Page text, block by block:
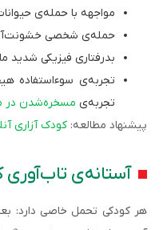
مواجهه با حمله‌ی
حمله‌ی شخصی
بدرفتاری فیزیکی شدید
تجربه‌ی سوءاستفاده
تجربه‌ی مسخره‌شدن در
پیشنهاد مطالعه: کودک آزاری
آستانه‌ی
هر کودکی تحمل خاصی دارد: